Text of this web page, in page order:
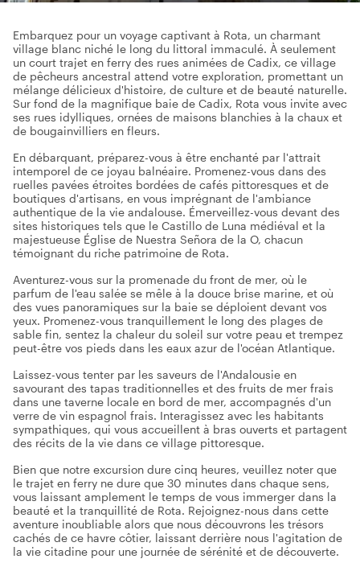
Embarquez pour un voyage captivant à Rota, un charmant
village blanc niché le long du littoral immaculé. À seulement
un court trajet en ferry des rues animées de Cadix, ce village
de pêcheurs ancestral attend votre exploration, promettant un
mélange délicieux d'histoire, de culture et de beauté naturelle.
Sur fond de la magnifique baie de Cadix, Rota vous invite avec
ses rues idylliques, ornées de maisons blanchies à la chaux et
de bougainvilliers en fleurs.
En débarquant, préparez-vous à être enchanté par l'attrait
intemporel de ce joyau balnéaire. Promenez-vous dans des
ruelles pavées étroites bordées de cafés pittoresques et de
boutiques d'artisans, en vous imprégnant de l'ambiance
authentique de la vie andalouse. Émerveillez-vous devant des
sites historiques tels que le Castillo de Luna médiéval et la
majestueuse Église de Nuestra Señora de la O, chacun
témoignant du riche patrimoine de Rota.
Aventurez-vous sur la promenade du front de mer, où le
parfum de l'eau salée se mêle à la douce brise marine, et où
des vues panoramiques sur la baie se déploient devant vos
yeux. Promenez-vous tranquillement le long des plages de
sable fin, sentez la chaleur du soleil sur votre peau et trempez
peut-être vos pieds dans les eaux azur de l'océan Atlantique.
Laissez-vous tenter par les saveurs de l'Andalousie en
savourant des tapas traditionnelles et des fruits de mer frais
dans une taverne locale en bord de mer, accompagnés d'un
verre de vin espagnol frais. Interagissez avec les habitants
sympathiques, qui vous accueillent à bras ouverts et partagent
des récits de la vie dans ce village pittoresque.
Bien que notre excursion dure cinq heures, veuillez noter que
le trajet en ferry ne dure que 30 minutes dans chaque sens,
vous laissant amplement le temps de vous immerger dans la
beauté et la tranquillité de Rota. Rejoignez-nous dans cette
aventure inoubliable alors que nous découvrons les trésors
cachés de ce havre côtier, laissant derrière nous l'agitation de
la vie citadine pour une journée de sérénité et de découverte.